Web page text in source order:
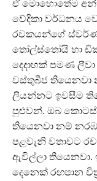
ඒ මොහොතේම
වේදිකා වර්ධනය
රචකයන්ගේ
තෝල්ස්තෝයි හා
දෙදාහක් පමණ
වස්තුබීජ තියෙනවා
ලියන්නට ඉවසීම
පුළුවන්. ඔබ කොටස්
තියෙනවා නම්
පළවැනි වතාවට
ඇවිල්ලා තියෙනවා.
දෙනෙක් රඟපාන